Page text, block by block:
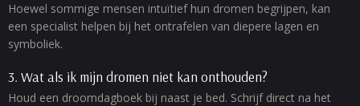
Hoewel sommige mensen intuïtief hun dromen begrijpen, kan
een specialist helpen bij het ontrafelen van diepere lagen en
symboliek.
3. Wat als ik mijn dromen niet kan onthouden?
Houd een droomdagboek bij naast je bed. Schrijf direct na het